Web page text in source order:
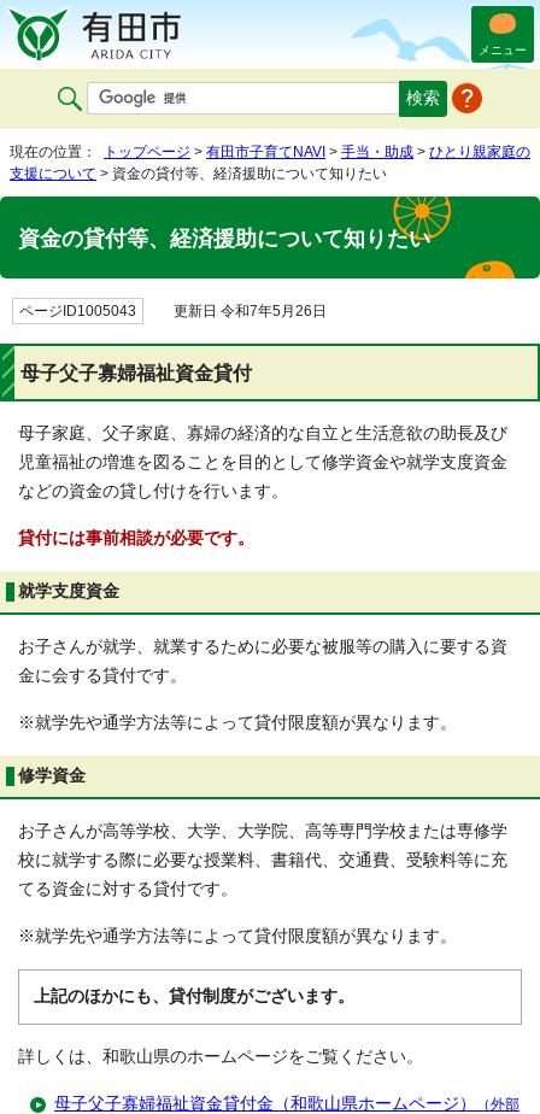
メニュー
現在の位置： トップページ > 有田市子育てNAVI > 手当・助成 > ひとり親家庭の
支援について > 資金の貸付等、経済援助について知りたい
資金の貸付等、経済援助について知りたい
ページID1005043 更新日 令和7年5月26日
母子父子寡婦福祉資金貸付
母子家庭、父子家庭、寡婦の経済的な自立と生活意欲の助長及び
児童福祉の増進を図ることを目的として修学資金や就学支度資金
などの資金の貸し付けを行います。
貸付には事前相談が必要です。
就学支度資金
お子さんが就学、就業するために必要な被服等の購入に要する資
金に会する貸付です。
※就学先や通学方法等によって貸付限度額が異なります。
修学資金
お子さんが高等学校、大学、大学院、高等専門学校または専修学
校に就学する際に必要な授業料、書籍代、交通費、受験料等に充
てる資金に対する貸付です。
※就学先や通学方法等によって貸付限度額が異なります。
上記のほかにも、貸付制度がございます。
詳しくは、和歌山県のホームページをご覧ください。
母子父子寡婦福祉資金貸付金（和歌山県ホームページ）
（外部